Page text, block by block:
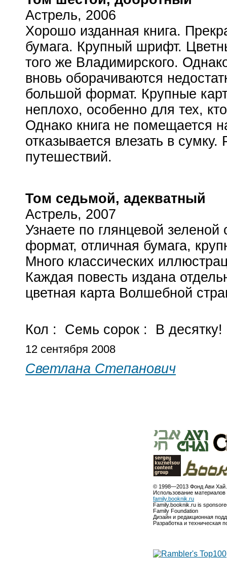
Астрель, 2006
Хорошо изданная книга.
бумага. Крупный шрифт.
того же Владимирского.
вновь оборачиваются
большой формат. Крупные
неплохо, особенно для тех,
Однако книга не помещается
отказывается влезать в
путешествий.
Том седьмой, адекватный
Астрель, 2007
Узнаете по глянцевой
формат, отличная бумага,
Много классических
Каждая повесть издана
цветная карта Волшебной
Кол : Семь сорок : В
12 сентября 2008
Светлана Степанович
© 1998—2013 Фонд Ави
Использование
family.booknik.ru
Family.booknik.ru is
Family Foundation
Дизайн и редакционная
Разработка и техническая